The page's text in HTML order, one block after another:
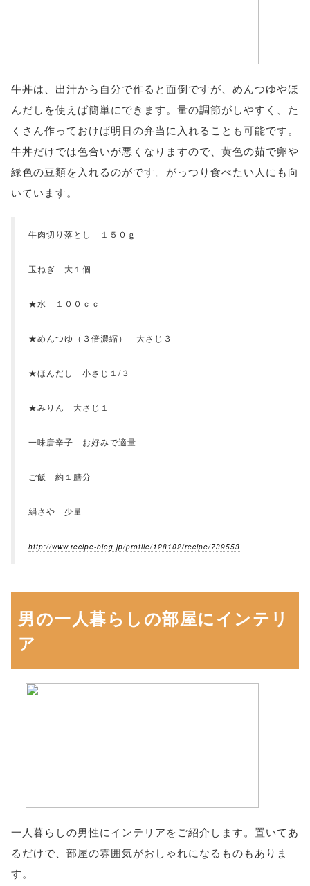
牛丼は、出汁から自分で作ると面倒ですが、めんつゆやほ
んだしを使えば簡単にできます。量の調節がしやすく、た
くさん作っておけば明日の弁当に入れることも可能です。
牛丼だけでは色合いが悪くなりますので、黄色の茹で卵や
緑色の豆類を入れるのがです。がっつり食べたい人にも向
いています。
牛肉切り落とし １５０ｇ
玉ねぎ 大１個
★水 １００ｃｃ
★めんつゆ（３倍濃縮） 大さじ３
★ほんだし 小さじ１/３
★みりん 大さじ１
一味唐辛子 お好みで適量
ご飯 約１膳分
絹さや 少量
http://www.recipe-blog.jp/profile/128102/recipe/739553
男の一人暮らしの部屋にインテリ
ア
一人暮らしの男性にインテリアをご紹介します。置いてあ
るだけで、部屋の雰囲気がおしゃれになるものもありま
す。